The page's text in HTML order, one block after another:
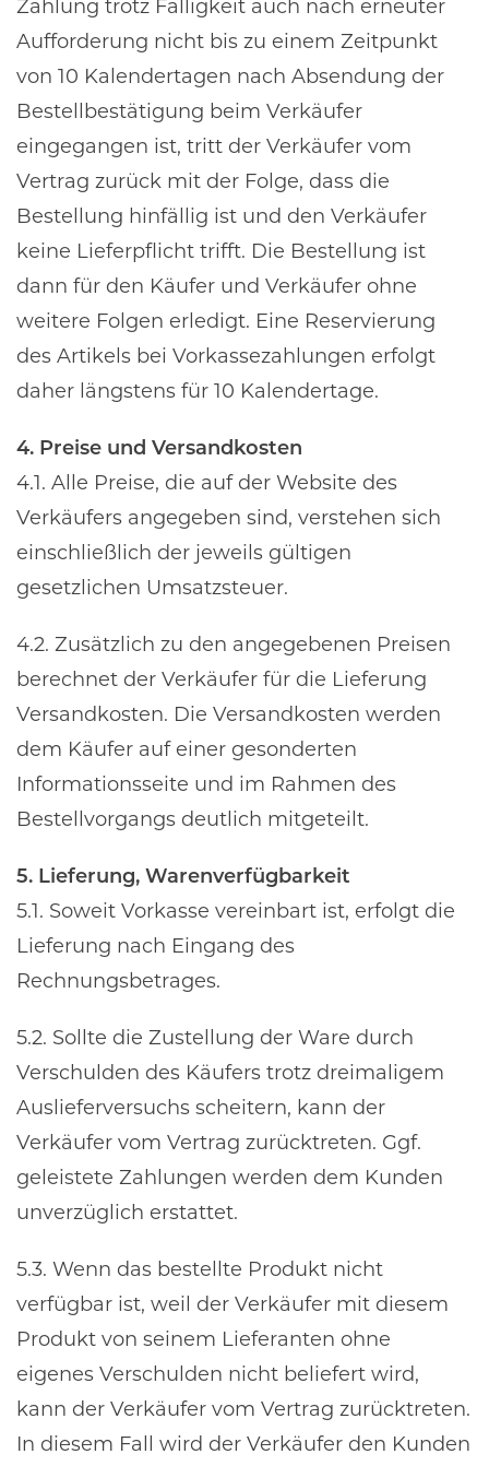
Zahlung trotz Fälligkeit auch nach erneuter
Aufforderung nicht bis zu einem Zeitpunkt
von 10 Kalendertagen nach Absendung der
Bestellbestätigung beim Verkäufer
eingegangen ist, tritt der Verkäufer vom
Vertrag zurück mit der Folge, dass die
Bestellung hinfällig ist und den Verkäufer
keine Lieferpflicht trifft. Die Bestellung ist
dann für den Käufer und Verkäufer ohne
weitere Folgen erledigt. Eine Reservierung
des Artikels bei Vorkassezahlungen erfolgt
daher längstens für 10 Kalendertage.
4. Preise und Versandkosten
4.1. Alle Preise, die auf der Website des
Verkäufers angegeben sind, verstehen sich
einschließlich der jeweils gültigen
gesetzlichen Umsatzsteuer.
4.2. Zusätzlich zu den angegebenen Preisen
berechnet der Verkäufer für die Lieferung
Versandkosten. Die Versandkosten werden
dem Käufer auf einer gesonderten
Informationsseite und im Rahmen des
Bestellvorgangs deutlich mitgeteilt.
5. Lieferung, Warenverfügbarkeit
5.1. Soweit Vorkasse vereinbart ist, erfolgt die
Lieferung nach Eingang des
Rechnungsbetrages.
5.2. Sollte die Zustellung der Ware durch
Verschulden des Käufers trotz dreimaligem
Auslieferversuchs scheitern, kann der
Verkäufer vom Vertrag zurücktreten. Ggf.
geleistete Zahlungen werden dem Kunden
unverzüglich erstattet.
5.3. Wenn das bestellte Produkt nicht
verfügbar ist, weil der Verkäufer mit diesem
Produkt von seinem Lieferanten ohne
eigenes Verschulden nicht beliefert wird,
kann der Verkäufer vom Vertrag zurücktreten.
In diesem Fall wird der Verkäufer den Kunden